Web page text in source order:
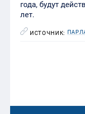
года, будут
лет.
ИСТОЧНИК: